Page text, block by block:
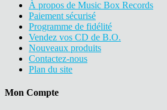
À propos de Music Box Records
Paiement sécurisé
Programme de fidélité
Vendez vos CD de B.O.
Nouveaux produits
Contactez-nous
Plan du site
Mon Compte